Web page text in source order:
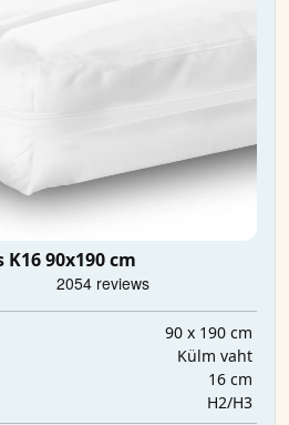
90x190 cm
90 x 190 cm
Külm vaht
16 cm
H2/H3